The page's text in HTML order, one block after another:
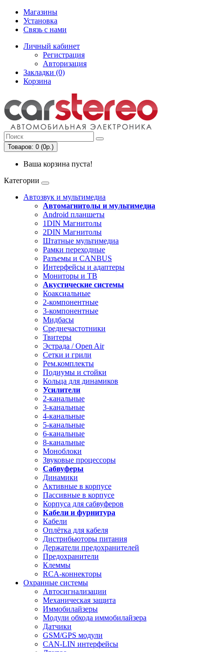
Магазины
Установка
Связь с нами
Личный кабинет
Регистрация
Авторизация
Закладки (0)
Корзина
Товаров: 0 (0р.)
Ваша корзина пуста!
Категории
Автозвук и мультимедиа
Автомагнитолы и мультимедиа
Android планшеты
1DIN Магнитолы
2DIN Магнитолы
Штатные мультимедиа
Рамки переходные
Разъемы и CANBUS
Интерфейсы и адаптеры
Мониторы и ТВ
Акустические системы
Коаксиальные
2-компонентные
3-компонентные
Мидбасы
Среднечастотники
Твитеры
Эстрада / Open Air
Сетки и грили
Рем.комплекты
Подиумы и стойки
Кольца для динамиков
Усилители
2-канальные
3-канальные
4-канальные
5-канальные
6-канальные
8-канальные
Моноблоки
Звуковые процессоры
Сабвуферы
Динамики
Активные в корпусе
Пассивные в корпусе
Корпуса для сабвуферов
Кабели и фурнитура
Кабели
Оплётка для кабеля
Дистрибьюторы питания
Держатели предохранителей
Предохранители
Клеммы
RCA-коннекторы
Охранные системы
Автосигнализации
Механическая защита
Иммобилайзеры
Модули обхода иммобилайзера
Датчики
GSM/GPS модули
CAN-LIN интерфейсы